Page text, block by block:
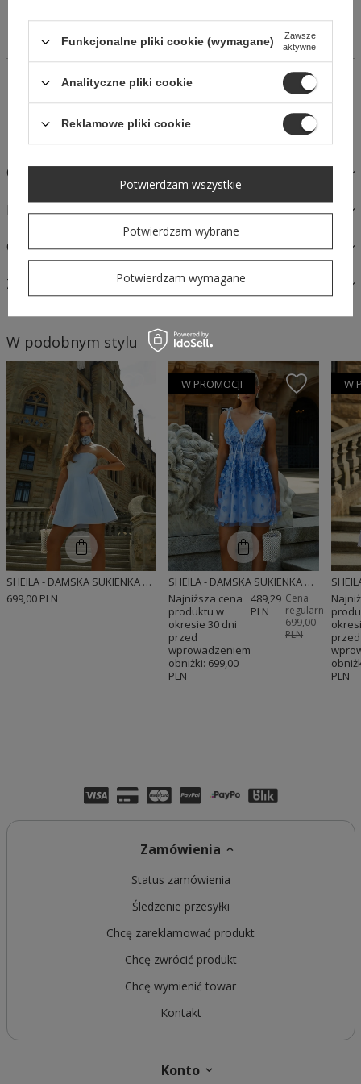
Subtelne róże na przodzie nadają całości klasy i
wyrafinowania.
14 dni na łatwy zwrot
Kup Teraz, zapłać za 30 dni
Bezpieczne zakupy
OPIS
MATERIAŁY I PIELĘGNACJA
OPINIE
ZAPYTAJ O PRODUKT
W podobnym stylu
SHEILA - DAMSKA SUKIENKA GORSETOWA NIEBIESKA MINI 'BELLE'
699,00 PLN
W PROMOCJI
SHEILA - DAMSKA SUKIENKA NIEBIESKA W KWIATY Z PRZEZROCZYSTYMI ELEMENTAMI MINI 'AMBRE'
Cena
regularna:
699,00
PLN
489,29
PLN
Najniższa cena
produktu w
okresie 30 dni
przed
wprowadzeniem
obniżki: 699,00
PLN
W
przed
PLN
Zamówienia
Status zamówienia
Śledzenie przesyłki
Chcę zareklamować produkt
Chcę zwrócić produkt
Chcę wymienić towar
Kontakt
Konto
Funkcjonalne pliki cookie (wymagane)
Zawsze
aktywne
Analityczne pliki cookie
Reklamowe pliki cookie
Potwierdzam wybrane
Potwierdzam wymagane
Potwierdzam wszystkie